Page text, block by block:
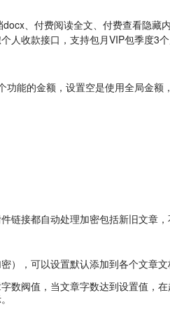
、付费阅读全文、付费查看隐藏
收款接口，支持包月VIP包季度3个
能的金额，设置空是使用全局金额
接都自动处理加密包括新旧文章，
，可以设置默认添加到各个文章文
数阀值，当文章字数达到设置值，